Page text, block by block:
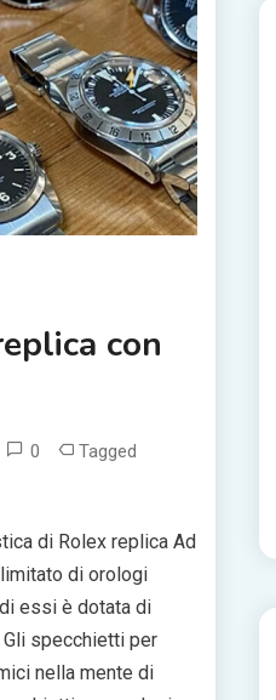
con
0 Tagged
di Rolex replica Ad
di orologi
essi è dotata di
specchietti per
nella mente di